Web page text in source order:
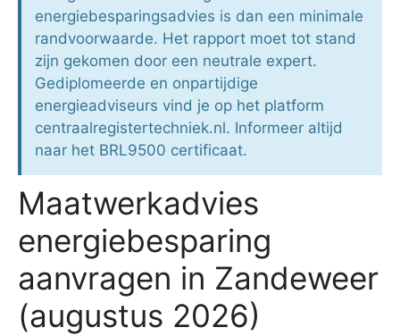
energiebesparingsadvies is dan een minimale
randvoorwaarde. Het rapport moet tot stand
zijn gekomen door een neutrale expert.
Gediplomeerde en onpartijdige
energieadviseurs vind je op het platform
centraalregistertechniek.nl. Informeer altijd
naar het BRL9500 certificaat.
Maatwerkadvies
energiebesparing
aanvragen in Zandeweer
(augustus 2026)